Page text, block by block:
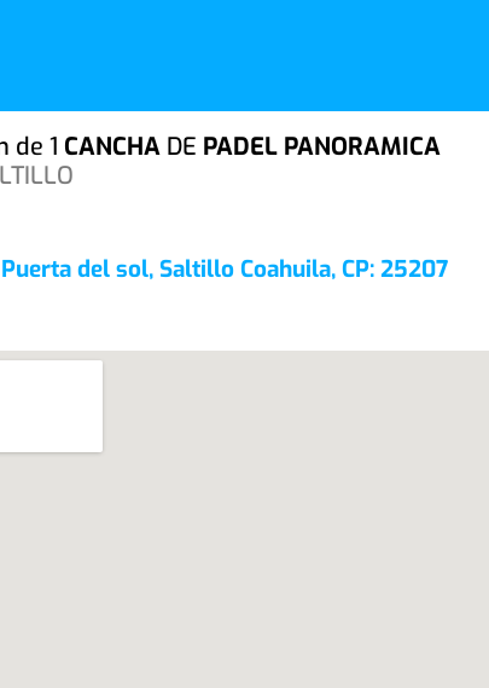
de 1 CANCHA DE PADEL PANORAMICA
del sol, Saltillo Coahuila, CP: 25207